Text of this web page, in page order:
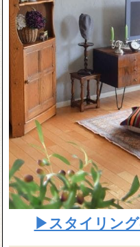
▶スタイリン